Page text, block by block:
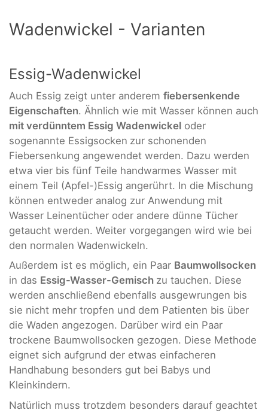
Wadenwickel - Varianten
Essig-Wadenwickel
Auch Essig zeigt unter anderem fiebersenkende
Eigenschaften. Ähnlich wie mit Wasser können auch
mit verdünntem Essig Wadenwickel oder
sogenannte Essigsocken zur schonenden
Fiebersenkung angewendet werden. Dazu werden
etwa vier bis fünf Teile handwarmes Wasser mit
einem Teil (Apfel-)Essig angerührt. In die Mischung
können entweder analog zur Anwendung mit
Wasser Leinentücher oder andere dünne Tücher
getaucht werden. Weiter vorgegangen wird wie bei
den normalen Wadenwickeln.
Außerdem ist es möglich, ein Paar Baumwollsocken
in das Essig-Wasser-Gemisch zu tauchen. Diese
werden anschließend ebenfalls ausgewrungen bis
sie nicht mehr tropfen und dem Patienten bis über
die Waden angezogen. Darüber wird ein Paar
trockene Baumwollsocken gezogen. Diese Methode
eignet sich aufgrund der etwas einfacheren
Handhabung besonders gut bei Babys und
Kleinkindern.
Natürlich muss trotzdem besonders darauf geachtet